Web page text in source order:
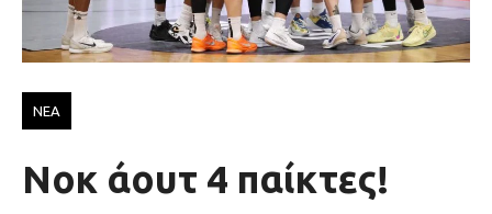
ΝΕΑ
Νοκ άουτ 4 παίκτες!